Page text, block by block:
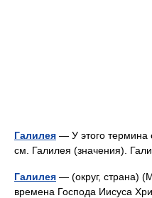
Галилея — У этого термина
см. Галилея (значения).
Галилея — (округ, страна)
времена Господа Иисуса